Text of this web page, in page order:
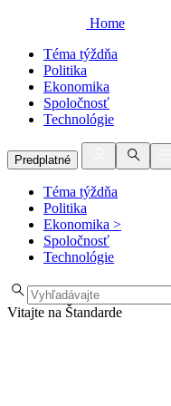
Home
Téma týždňa
Politika
Ekonomika
Spoločnosť
Technológie
Predplatné
Téma týždňa
Politika
Ekonomika >
Spoločnosť
Technológie
Vitajte na Štandarde